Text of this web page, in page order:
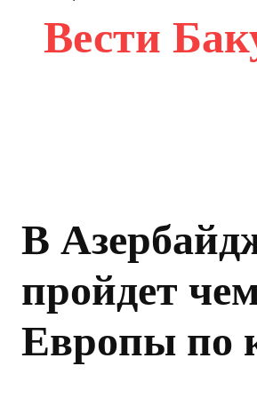
Вести
В
пройдет
Европы по